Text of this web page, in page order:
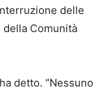
delle
Comunità
detto. “Nessuno